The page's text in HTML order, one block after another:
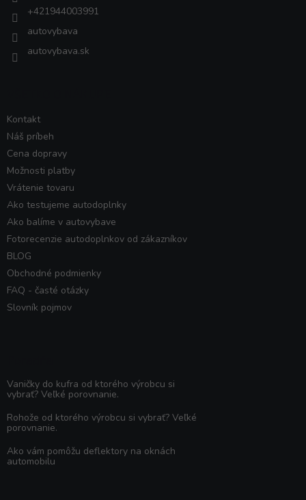
+421944003991
autovybava
autovybava.sk
Kontakt
Náš príbeh
Cena dopravy
Možnosti platby
Vrátenie tovaru
Ako testujeme autodoplnky
Ako balíme v autovybave
Fotorecenzie autodoplnkov od zákazníkov
BLOG
Obchodné podmienky
FAQ - časté otázky
Slovník pojmov
Vaničky do kufra od ktorého výrobcu si
vybrať? Veľké porovnanie.
Rohože od ktorého výrobcu si vybrať? Veľké
porovnanie.
Ako vám pomôžu deflektory na oknách
automobilu